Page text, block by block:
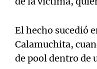
El hecho sucedió
Calamuchita,
de pool dentro de